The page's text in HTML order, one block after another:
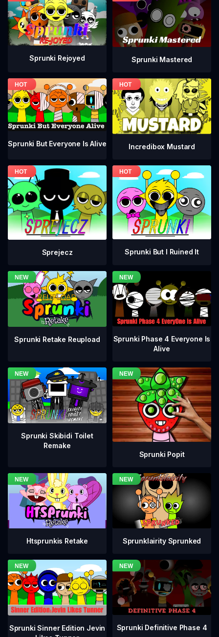
Sprunki Rejoyed Sprunki Mastered
Sprunki But Everyone Is Alive Incredibox Mustard
Sprejecz Sprunki But I Ruined It
Sprunki Retake Reupload
Sprunki Phase 4 Everyone Is
Alive
Sprunki Skibidi Toilet
Remake
Sprunki Popit
Htsprunkis Retake Sprunklairity Sprunked
Sprunki Sinner Edition Jevin
Sprunki Definitive Phase 4